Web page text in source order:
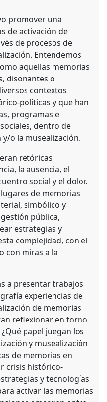
promover una
de activación de
de procesos de
Entendemos
aquellas memorias
disonantes o
contextos
políticas y que han
programas e
dentro de
o la musealización.
retóricas
la ausencia, el
social y el dolor.
de memorias
simbólico y
pública,
estrategias y
complejidad, con el
con miras a la
a presentar trabajos
experiencias de
de memorias
reflexionar en torno
papel juegan los
y musealización
de memorias en
crisis histórico-
y tecnologías
activar las memorias